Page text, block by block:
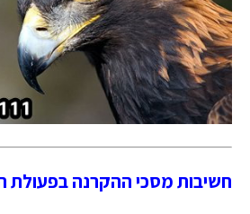
חשיבות מסכי ההקרנה בפעולת